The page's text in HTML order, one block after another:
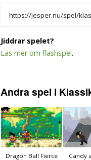
Jiddrar spelet?
Läs mer om flashspel.
Andra spel i
Dragon Ball Fierce Candy